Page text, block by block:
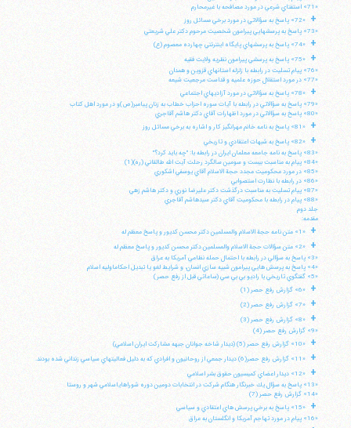
«71» استفتاي شرعي در مورد مصافحه با غيرمحارم
+
«72» پاسخ به سؤالاتي در مورد برخي مسائل روز
«73» پاسخ به پرسشهايي پيرامون شخصيت مرحوم دكتر علي شريعتي
+ «74» پاسخ به پرسشهاي پايگاه اينترنتي چهارده معصوم (ع)
+
«75» پاسخ به پرسشي پيرامون نظريه ولايت فقيه
«76» پيام تسليت در رابطه با زلزله استانهاي قزوين و همدان
«77» در مورد استقلال حوزه علميه و قداست مرجعيت شيعه
+
«78» پاسخ به سؤالاتي در مورد آزاديهاي اجتماعي
«79» پاسخ به سؤالاتي در رابطه با آيات سوره احزاب خطاب به زنان پيامبر(ص)و در مورد اهل كتاب
«80» پاسخ به سؤالاتي در مورد اظهارات آقاي دكتر هاشم آقاجري
+ «81» پاسخ به نامه خانم مهرانگيز كار و اشاره به برخي مسائل روز
+
«82» پاسخ به شبهات اعتقادي و تاريخي
«83» پاسخ به نامه جامعه معلمان ايران در رابطه با: "چه بايد كرد؟"
«84» پيام به مناسبت بيست و سومين سالگرد رحلت آيت الله طالقاني (ره)(1)
«85» در مورد محكوميت مجدد حجة الاسلام آقاي يوسفي اشكوري
«86» در رابطه با نظارت استصوابي
«87» پيام تسليت به مناسبت درگذشت دكتر عليرضا نوري و دكتر هاشم زهي
«88» پيام در رابطه با محكوميت آقاي دكتر سيدهاشم آقاجري
جلد دوم
مقدمه:
+ «1» متن نامه حجة الاسلام والمسلمين دكتر محسن كديور و پاسخ معظم له
+
«2» متن سؤالات حجة الاسلام والمسلمين دكتر محسن كديور و پاسخ معظم له
«3» پاسخ به سؤالي در رابطه با احتمال حمله نظامي آمريكا به عراق
«4» پاسخ به پرسش هايي پيرامون شبيه سازي انسان، و شرايط لغو يا تبديل احكاماوليه اسلام
«5» گفتگوي تاريخي با راديو بي بي سي (ساعاتي قبل از رفع حصر)
+ «6» گزارش رفع حصر (1)
+ «7» گزارش رفع حصر (2)
+
«8» گزارش رفع حصر (3)
«9» گزارش رفع حصر (4)
+ «10» گزارش رفع حصر (5) (ديدار شاخه جوانان جبهه مشاركت ايران اسلامي)
+ «11» گزارش رفع حصر(6) ديدار جمعي از روحانيون و افرادي كه به دليل فعاليتهاي سياسي زنداني شده بودند.
+
«12» ديدار اعضاي كميسيون حقوق بشر اسلامي
«13» پاسخ به سؤال يك خبرنگار هنگام شركت در انتخابات دومين دوره شوراهاياسلامي شهر و روستا
«14» گزارش رفع حصر (7)
+
«15» پاسخ به برخي پرسش هاي اعتقادي و سياسي
«16» پيام در مورد تهاجم آمريكا و انگلستان به عراق